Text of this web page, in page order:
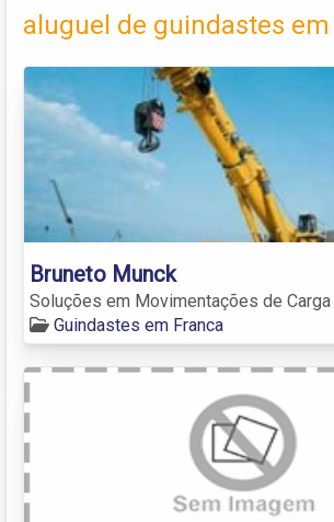
aluguel de guindastes em
Bruneto Munck
Soluções em Movimentações de Carga
Guindastes em Franca